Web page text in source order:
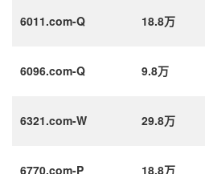
6011.com-Q 18.8万
6096.com-Q 9.8万
6321.com-W 29.8万
6770.com-P 18.8万